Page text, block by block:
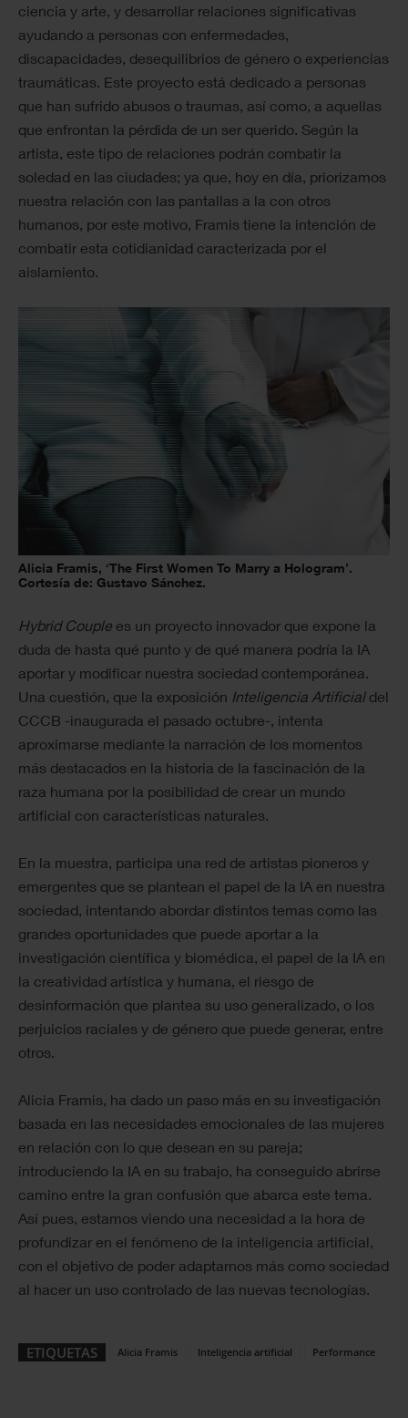
ciencia y arte, y desarrollar relaciones significativas
ayudando a personas con enfermedades,
discapacidades, desequilibrios de género o experiencias
traumáticas. Este proyecto está dedicado a personas
que han sufrido abusos o traumas, así como, a aquellas
que enfrontan la pérdida de un ser querido. Según la
artista, este tipo de relaciones podrán combatir la
soledad en las ciudades; ya que, hoy en día, priorizamos
nuestra relación con las pantallas a la con otros
humanos, por este motivo, Framis tiene la intención de
combatir esta cotidianidad caracterizada por el
aislamiento.
Alicia Framis, ‘The First Women To Marry a Hologram’.
Cortesía de: Gustavo Sánchez.
Hybrid Couple es un proyecto innovador que expone la
duda de hasta qué punto y de qué manera podría la IA
aportar y modificar nuestra sociedad contemporánea.
Una cuestión, que la exposición Inteligencia Artificialdel
CCCB -inaugurada el pasado octubre-, intenta
aproximarse mediante la narración de los momentos
más destacados en la historia de la fascinación de la
raza humana por la posibilidad de crear un mundo
artificial con características naturales.
En la muestra, participa una red de artistas pioneros y
emergentes que se plantean el papel de la IA en nuestra
sociedad, intentando abordar distintos temas como las
grandes oportunidades que puede aportar a la
investigación científica y biomédica, el papel de la IA en
la creatividad artística y humana, el riesgo de
desinformación que plantea su uso generalizado, o los
perjuicios raciales y de género que puede generar, entre
otros.
Alicia Framis, ha dado un paso más en su investigación
basada en las necesidades emocionales de las mujeres
en relación con lo que desean en su pareja;
introduciendo la IA en su trabajo, ha conseguido abrirse
camino entre la gran confusión que abarca este tema.
Así pues, estamos viendo una necesidad a la hora de
profundizar en el fenómeno de la inteligencia artificial,
con el objetivo de poder adaptarnos más como sociedad
al hacer un uso controlado de las nuevas tecnologías.
ETIQUETAS Alicia Framis Inteligencia artificial Performance